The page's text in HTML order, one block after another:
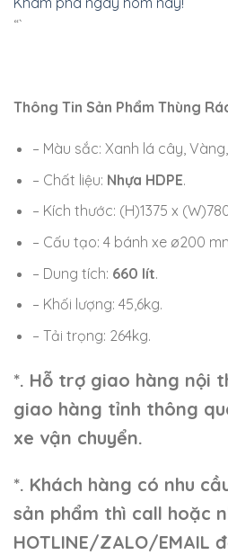
“`
Thông Tin Sản Phẩm Thùng
– Màu sắc: Xanh lá cây,
– Chất liệu: Nhựa HDPE.
– Kích thước: (H)1375 x
– Cấu tạo: 4 bánh xe ø200
– Dung tích: 660 lít.
– Khối lượng: 45,6kg.
– Tải trọng: 264kg.
*. Hỗ trợ giao hàng nội
giao hàng tỉnh thông
xe vận chuyển.
*. Khách hàng có nhu
sản phẩm thì call hoặc
HOTLINE/ZALO/EMAIL